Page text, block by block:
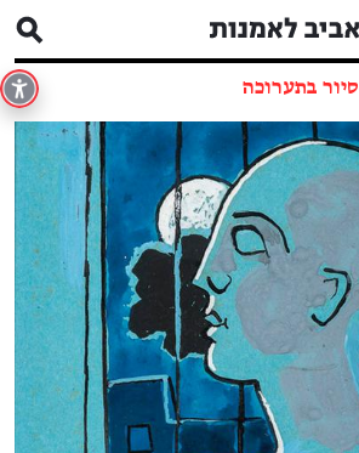
סיור בתערוכה